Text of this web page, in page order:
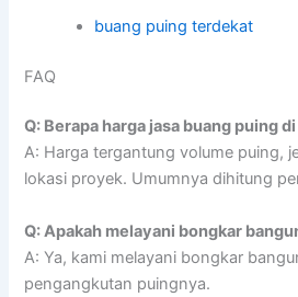
buang puing terdekat
FAQ
Q: Berapa harga jasa buang puing
A: Harga tergantung volume puing,
lokasi proyek. Umumnya dihitung
Q: Apakah melayani bongkar
A: Ya, kami melayani bongkar
pengangkutan puingnya.